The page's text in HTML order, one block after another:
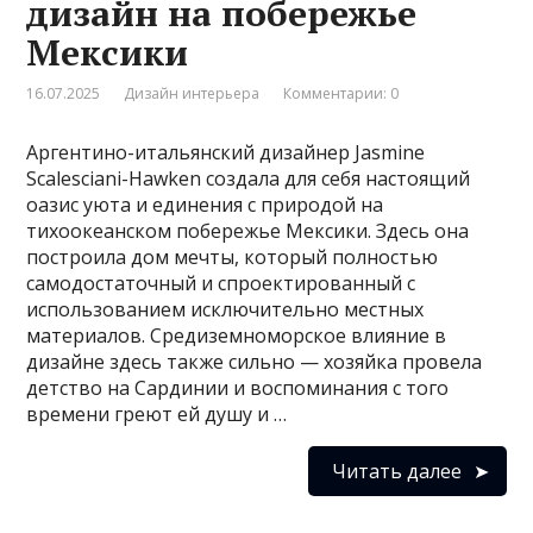
дизайн на побережье
Мексики
16.07.2025 Дизайн интерьера Комментарии: 0
Аргентино-итальянский дизайнер Jasmine
Scalesciani-Hawken создала для себя настоящий
оазис уюта и единения с природой на
тихоокеанском побережье Мексики. Здесь она
построила дом мечты, который полностью
самодостаточный и спроектированный с
использованием исключительно местных
материалов. Средиземноморское влияние в
дизайне здесь также сильно — хозяйка провела
детство на Сардинии и воспоминания с того
времени греют ей душу и …
Читать далее